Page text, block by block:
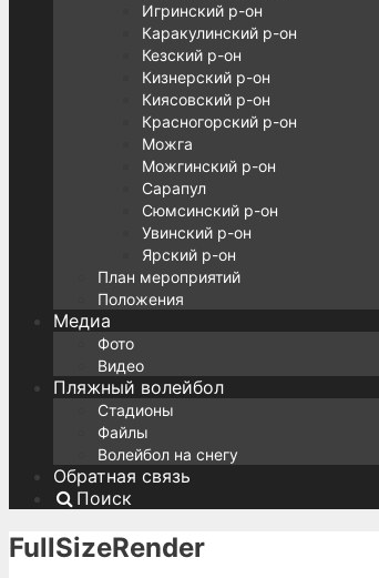
Игринский р-он
Каракулинский р-он
Кезский р-он
Кизнерский р-он
Киясовский р-он
Красногорский р-он
Можга
Можгинский р-он
Сарапул
Сюмсинский р-он
Увинский р-он
Ярский р-он
План мероприятий
Положения
Медиа
Фото
Видео
Пляжный волейбол
Стадионы
Файлы
Волейбол на снегу
Обратная связь
Поиск
FullSizeRender